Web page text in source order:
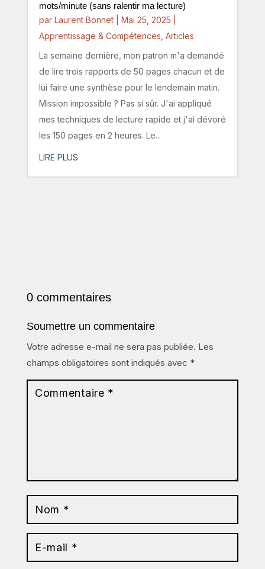
mots/minute (sans ralentir ma lecture)
par Laurent Bonnet| Mai 25, 2025
Apprentissage & Compétences Articles
La semaine dernière, mon patron m'a demandé
de lire trois rapports de 50 pages chacun et de
lui faire une synthèse pour le lendemain matin.
Mission impossible ? Pas si sûr. J'ai appliqué
mes techniques de lecture rapide et j'ai dévoré
les 150 pages en 2 heures. Le...
LIRE PLUS
0 commentaires
Soumettre un commentaire
Votre adresse e-mail ne sera pas publiée. Les
champs obligatoires sont indiqués avec *